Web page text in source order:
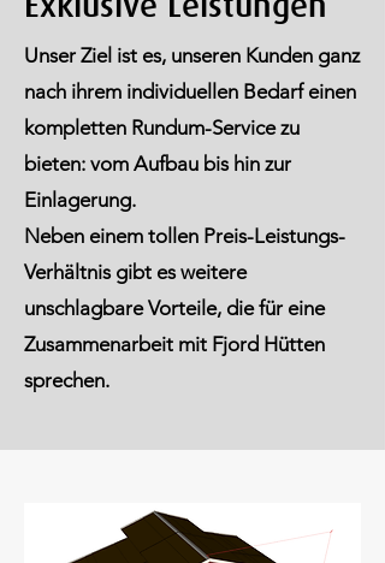
Unser Ziel ist es, unseren Kunden ganz
nach ihrem individuellen Bedarf einen
kompletten Rundum-Service zu
bieten: vom Aufbau bis hin zur
Einlagerung.
Neben einem tollen Preis-Leistungs-
Verhältnis gibt es weitere
unschlagbare Vorteile, die für eine
Zusammenarbeit mit Fjord Hütten
sprechen.